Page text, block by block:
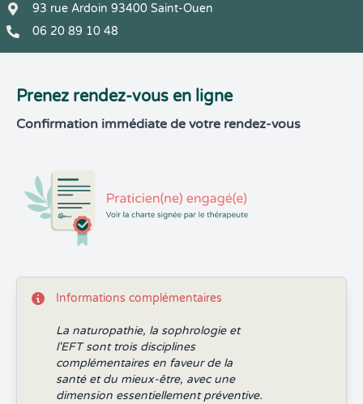
93 rue Ardoin 93400 Saint-Ouen
06 20 89 10 48
Prenez rendez-vous en ligne
Confirmation immédiate de votre rendez-vous
Informations complémentaires
La naturopathie, la sophrologie et
l'EFT sont trois disciplines
complémentaires en faveur de la
santé et du mieux-être, avec une
dimension essentiellement préventive.